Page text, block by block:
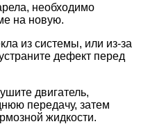
необходимо
на новую.
из системы, или из-за
дефект перед
двигатель,
передачу, затем
жидкости.